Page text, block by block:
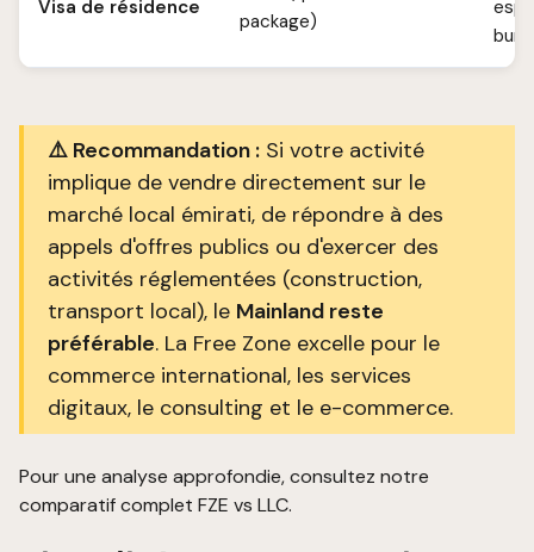
Visa de résidence
package)
⚠️ Recommandation : Si votre activité
implique de vendre directement sur le
marché local émirati, de répondre à des
appels d'offres publics ou d'exercer des
activités réglementées (construction,
transport local), le Mainland reste
préférable. La Free Zone excelle pour le
commerce international, les services
digitaux, le consulting et le e-commerce.
Pour une analyse approfondie, consultez notre
comparatif complet FZE vs LLC.